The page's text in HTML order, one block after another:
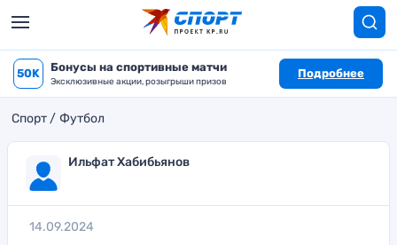
50K Бонусы на спортивные матчи
Эксклюзивные акции, розыгрыши призов
Подробнее
Спорт Футбол
Ильфат Хабибьянов
14.09.2024